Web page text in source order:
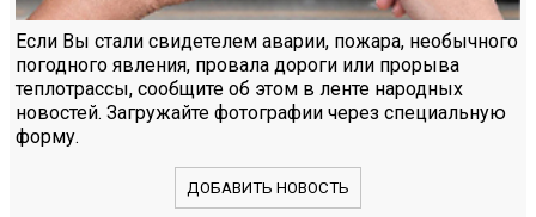
Если Вы стали свидетелем аварии, пожара, необычного
погодного явления, провала дороги или прорыва
теплотрассы, сообщите об этом в ленте народных
новостей. Загружайте фотографии через специальную
форму.
ДОБАВИТЬ НОВОСТЬ